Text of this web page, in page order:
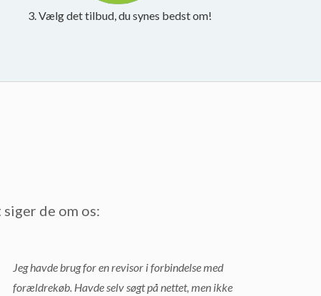
3. Vælg det tilbud, du synes bedst om!
de om os:
Jeg havde brug for en revisor i forbindelse med
forældrekøb. Havde selv søgt på nettet, men ikke